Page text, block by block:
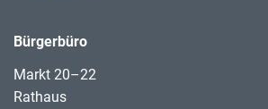
Bürgerbüro
Markt 20–22
Rathaus